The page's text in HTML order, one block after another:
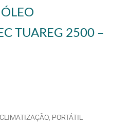
TUAREG 2500 –
CLIMATIZAÇÃO PORTÁTIL